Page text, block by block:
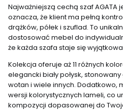
Najważniejszą cechą szaf AGATA
oznacza, że klient ma pełną
drążków, półek i szuflad. To
dostosować mebel do
że każda szafa staje się
Kolekcja oferuje aż 11 różnych
elegancki biały połysk,
wotan i wiele innych. Dodatkowo,
wersji kolorystycznych lameli, co
kompozycji dopasowanej do